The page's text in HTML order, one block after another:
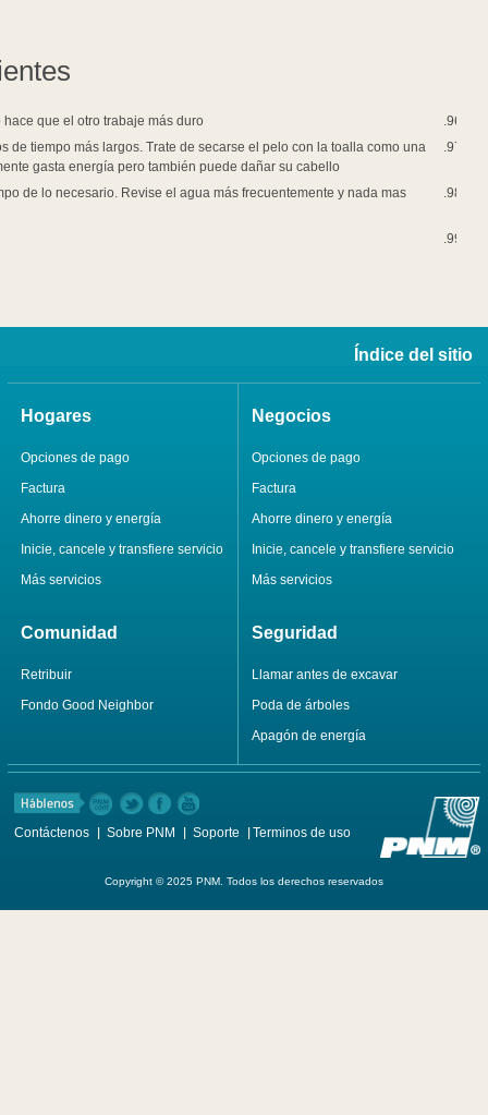
Un poco más para asegurarnos que
Aparatos de calentar y de enfriar no deberán de ser puestos cercas de
Muchos secadores de pelo usan la energía como la de un tostador y son
alternativa en ahorrar energía. En cualquier caso, evite el secarse de
Muchas personas con albercas tienen tendencias de usar sus sistemas de